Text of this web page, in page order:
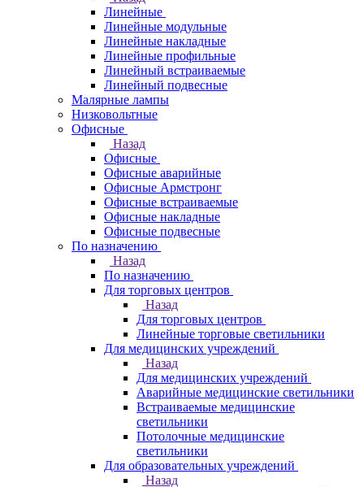
Линейные
Линейные модульные
Линейные накладные
Линейные профильные
Линейный встраиваемые
Линейный подвесные
Малярные лампы
Низковольтные
Офисные
Назад
Офисные
Офисные аварийные
Офисные Армстронг
Офисные встраиваемые
Офисные накладные
Офисные подвесные
По назначению
Назад
По назначению
Для торговых центров
Назад
Для торговых центров
Линейные торговые светильники
Для медицинских учреждений
Назад
Для медицинских учреждений
Аварийные медицинские светильники
Встраиваемые медицинские
светильники
Потолочные медицинские
светильники
Для образовательных учреждений
Назад